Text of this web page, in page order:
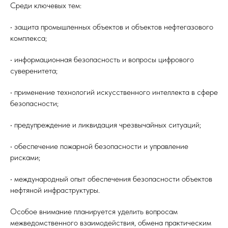
Среди ключевых тем:
• защита промышленных объектов и объектов нефтегазового
комплекса;
• информационная безопасность и вопросы цифрового
суверенитета;
• применение технологий искусственного интеллекта в сфере
безопасности;
• предупреждение и ликвидация чрезвычайных ситуаций;
• обеспечение пожарной безопасности и управление
рисками;
• международный опыт обеспечения безопасности объектов
нефтяной инфраструктуры.
Особое внимание планируется уделить вопросам
межведомственного взаимодействия, обмена практическим